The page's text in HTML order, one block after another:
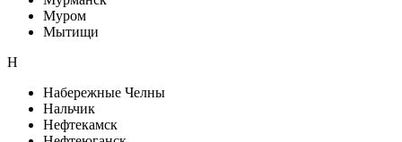
Муром
Мытищи
Н
Набережные Челны
Нальчик
Нефтекамск